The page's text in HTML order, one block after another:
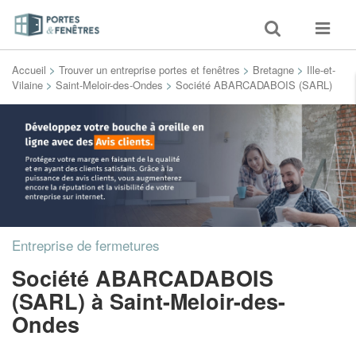
Toggle
search
Toggle
Accueil > Trouver un entreprise portes et fenêtres > Bretagne > Ille-et-
Vilaine > Saint-Meloir-des-Ondes > Société ABARCADABOIS (SARL)
Entreprise de fermetures
Société ABARCADABOIS
(SARL) à Saint-Meloir-des-
Ondes